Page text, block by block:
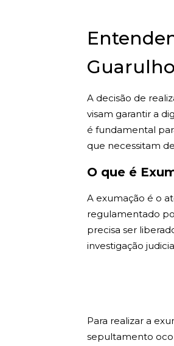
A decisão de
visam garantir a
é fundamental
que necessitam
O que é
A exumação é o
regulamentado
precisa ser
investigação
Para realizar a
sepultamento